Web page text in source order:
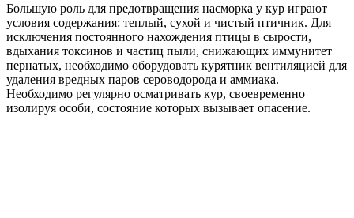
Большую роль для предотвращения насморка у кур играют
условия содержания: теплый, сухой и чистый птичник. Для
исключения постоянного нахождения птицы в сырости,
вдыхания токсинов и частиц пыли, снижающих иммунитет
пернатых, необходимо оборудовать курятник вентиляцией для
удаления вредных паров сероводорода и аммиака.
Необходимо регулярно осматривать кур, своевременно
изолируя особи, состояние которых вызывает опасение.